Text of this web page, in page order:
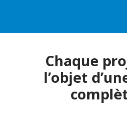
Chaque
l’objet